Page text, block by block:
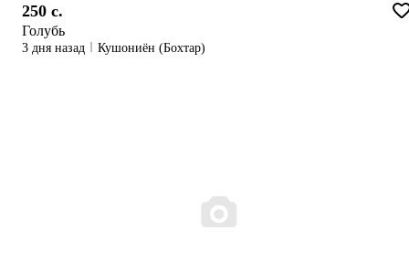
250 c.
Голубь
3 дня назад Кушониён (Бохтар)